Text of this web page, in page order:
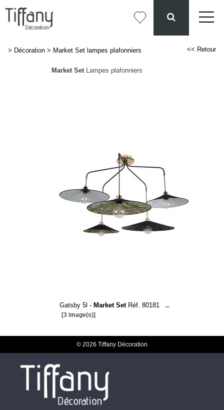
> Décoration > Market Set lampes plafonniers << Retour
Market SetLampes plafonniers
Gatsby 5l - Market SetRéf. 80181
...
[3 image(s)]
© 2026 Tiffany Décoration